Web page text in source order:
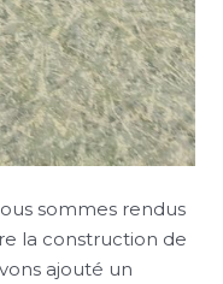
sommes rendus
la construction de
ajouté un